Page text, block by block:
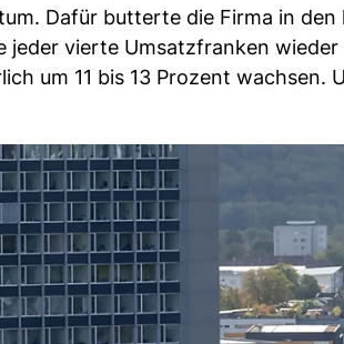
Dafür butterte die Firma in
jeder vierte Umsatzfranken
um 11 bis 13 Prozent wachsen.